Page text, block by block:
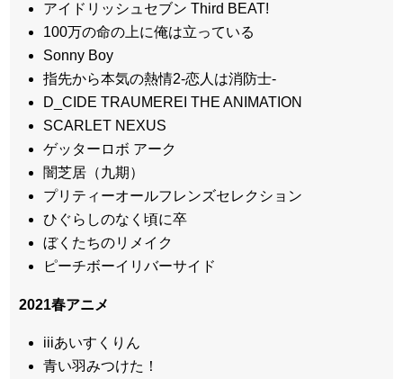
アイドリッシュセブン Third BEAT!
100万の命の上に俺は立っている
Sonny Boy
指先から本気の熱情2-恋人は消防士-
D_CIDE TRAUMEREI THE ANIMATION
SCARLET NEXUS
ゲッターロボ アーク
闇芝居（九期）
プリティーオールフレンズセレクション
ひぐらしのなく頃に卒
ぼくたちのリメイク
ピーチボーイリバーサイド
2021春アニメ
iiiあいすくりん
青い羽みつけた！